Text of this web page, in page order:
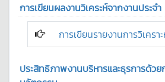
การเขียนผลงานวิเคระห์จากงานประจำ
การเขียนรายงานการวิเครา
ประสิทธิภาพงานบริหารและธุรการด้วย